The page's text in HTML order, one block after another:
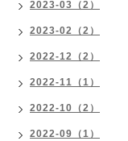
2023-03（2）
2023-02（2）
2022-12（2）
2022-11（1）
2022-10（2）
2022-09（1）